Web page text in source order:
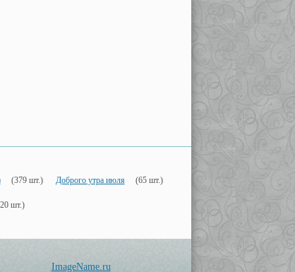
(379 шт.) Доброго утра июля (65 шт.)
шт.)
ImageName.ru